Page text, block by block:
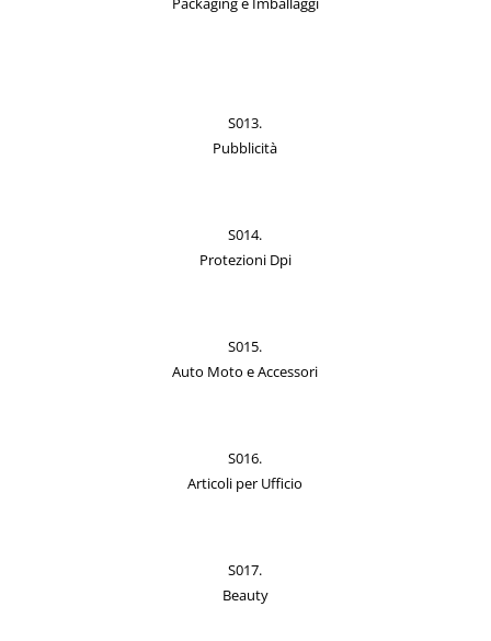
S013.
Pubblicità
S014.
Protezioni Dpi
S015.
Auto Moto e Accessori
S016.
Articoli per Ufficio
S017.
Beauty